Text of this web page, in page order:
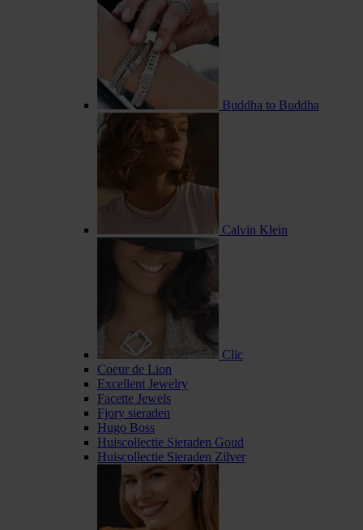
Buddha to Buddha
Calvin Klein
Clic
Coeur de Lion
Excellent Jewelry
Facette Jewels
Fjory sieraden
Hugo Boss
Huiscollectie Sieraden Goud
Huiscollectie Sieraden Zilver